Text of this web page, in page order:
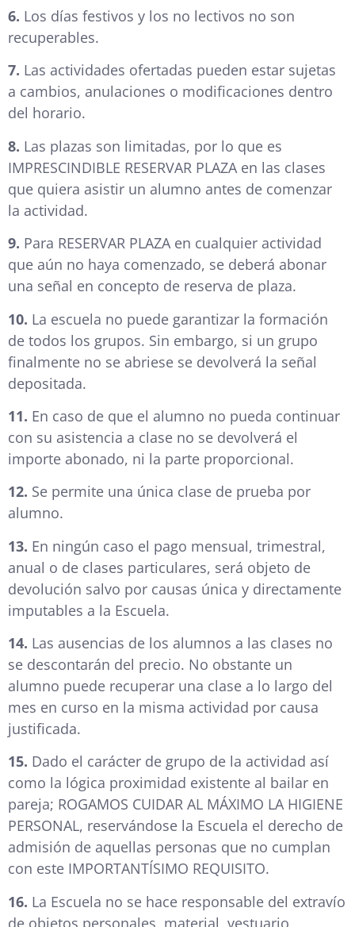
6. Los días festivos y los no lectivos no son
recuperables.
7. Las actividades ofertadas pueden estar sujetas
a cambios, anulaciones o modificaciones dentro
del horario.
8. Las plazas son limitadas, por lo que es
IMPRESCINDIBLE RESERVAR PLAZA en las clases
que quiera asistir un alumno antes de comenzar
la actividad.
9. Para RESERVAR PLAZA en cualquier actividad
que aún no haya comenzado, se deberá abonar
una señal en concepto de reserva de plaza.
10. La escuela no puede garantizar la formación
de todos los grupos. Sin embargo, si un grupo
finalmente no se abriese se devolverá la señal
depositada.
11. En caso de que el alumno no pueda continuar
con su asistencia a clase no se devolverá el
importe abonado, ni la parte proporcional.
12. Se permite una única clase de prueba por
alumno.
13. En ningún caso el pago mensual, trimestral,
anual o de clases particulares, será objeto de
devolución salvo por causas única y directamente
imputables a la Escuela.
14. Las ausencias de los alumnos a las clases no
se descontarán del precio. No obstante un
alumno puede recuperar una clase a lo largo del
mes en curso en la misma actividad por causa
justificada.
15. Dado el carácter de grupo de la actividad así
como la lógica proximidad existente al bailar en
pareja; ROGAMOS CUIDAR AL MÁXIMO LA HIGIENE
PERSONAL, reservándose la Escuela el derecho de
admisión de aquellas personas que no cumplan
con este IMPORTANTÍSIMO REQUISITO.
16. La Escuela no se hace responsable del extravío
de objetos personales, material, vestuario,